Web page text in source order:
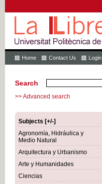
Home Contact Us Login
Search
>> Advanced search
Subjects [+/-]
Agronomía, Hidráulica y
Medio Natural
Arquitectura y Urbanismo
Arte y Humanidades
Ciencias